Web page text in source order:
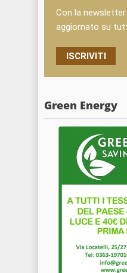
Con la
aggiornato su
ISCRIVITI
Green Energy